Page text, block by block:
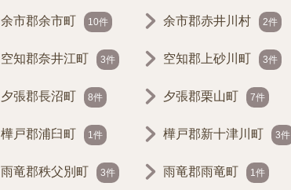
余市郡余市町 10件 余市郡赤井川村 2件
空知郡奈井江町 3件 空知郡上砂川町 3件
夕張郡長沼町 8件 夕張郡栗山町 7件
樺戸郡浦臼町 1件 樺戸郡新十津川町 3件
雨竜郡秩父別町 3件 雨竜郡雨竜町 1件